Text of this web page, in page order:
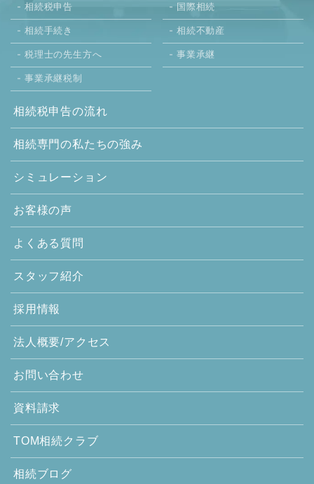
相続税申告 国際相続
相続手続き 相続不動産
税理士の先生方へ 事業承継
事業承継税制
相続税申告の流れ
相続専門の私たちの強み
シミュレーション
お客様の声
よくある質問
スタッフ紹介
採用情報
法人概要/アクセス
お問い合わせ
資料請求
TOM相続クラブ
相続ブログ